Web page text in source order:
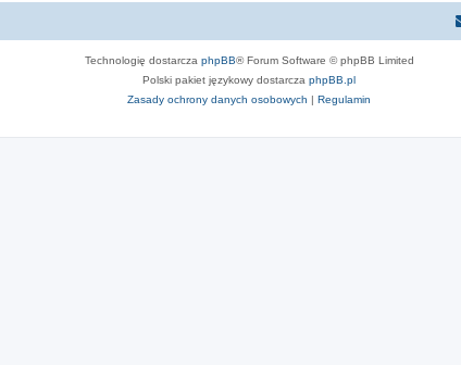
Technologię dostarcza phpBB® Forum Software © phpBB Limited
Polski pakiet językowy dostarcza phpBB.pl
Zasady ochrony danych osobowych | Regulamin